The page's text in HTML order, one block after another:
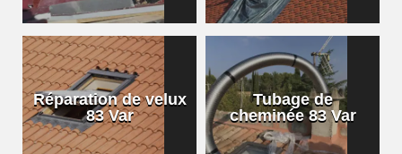
Réparation de velux
83 Var
Tubage de
cheminée 83 Var